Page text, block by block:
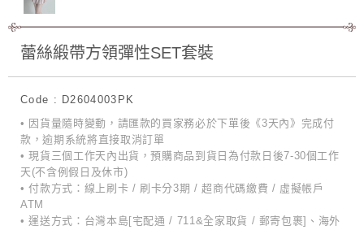
蕾絲緞帶方領彈性SET套裝
Code : D2604003PK
• 因貨量隨時變動，請匯款的買家務必於下單後《3天內》完成付
款，逾期系統將直接取消訂單
• 現貨三個工作天內出貨，預購商品到貨日為付款日後7-30個工作
天(不含例假日及休市)
• 付款方式：線上刷卡 / 刷卡分3期 / 超商代碼繳費 / 虛擬帳戶
ATM
• 運送方式：台灣本島[宅配通 / 711&全家取貨 / 郵寄包裹]、海外